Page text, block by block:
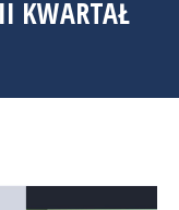
KWARTAŁ